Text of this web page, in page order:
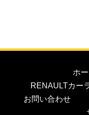
ホ
RENAULTカー
お問い合わせ